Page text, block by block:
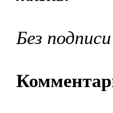
Без подписи